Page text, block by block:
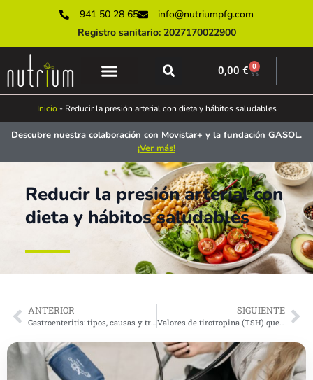
941 50 28 65
info@nutriumpfg.com
Registro sanitario: 2027170022900
0,00 € 0
Inicio- Reducir la presión arterial con dieta y hábitos saludables
Descubre nuestra colaboración con Movistar+ y la fundación GASOL.
¡Ver más!
Reducir la presión arterial con
dieta y hábitos saludables
ANTERIOR
Gastroenteritis: tipos, causas y tratamiento
SIGUIENTE
Valores de tirotropina (TSH) que indican hipotiroidismo